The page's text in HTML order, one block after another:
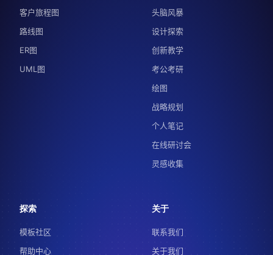
客户旅程图
路线图
ER图
UML图
头脑风暴
设计探索
创新教学
考公考研
绘图
战略规划
个人笔记
在线研讨会
灵感收集
探索
模板社区
帮助中心
关于
联系我们
关于我们